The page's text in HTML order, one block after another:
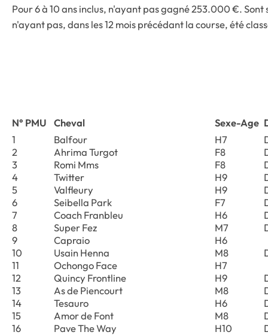
Pour 6 à 10 ans inclus, n'ayant pas gagné 253.000 €.
n'ayant pas, dans les 12 mois précédant la course, été
N° PMU Cheval Sexe-Age
1
Balfour H7
2
Ahrima Turgot F8
3
Romi Mms F8
4
Twitter H9
5
Valfleury H9
6
Seibella Park F7
7
Coach Franbleu H6
8
Super Fez M7
9
Capraio
H6
10
Usain Henna M8
11
Ochongo Face
H7
12
Quincy Frontline H9
13
As de Piencourt M8
14
Tesauro H6
15
Amor de Font M8
16
Pave The Way H10